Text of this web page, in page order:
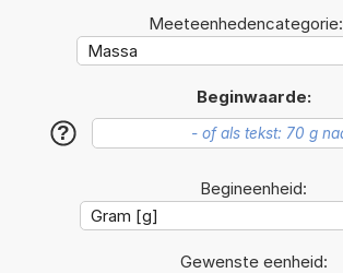
Meeteenhedencategorie:
Beginwaarde:
?
Begineenheid:
Gewenste eenheid: